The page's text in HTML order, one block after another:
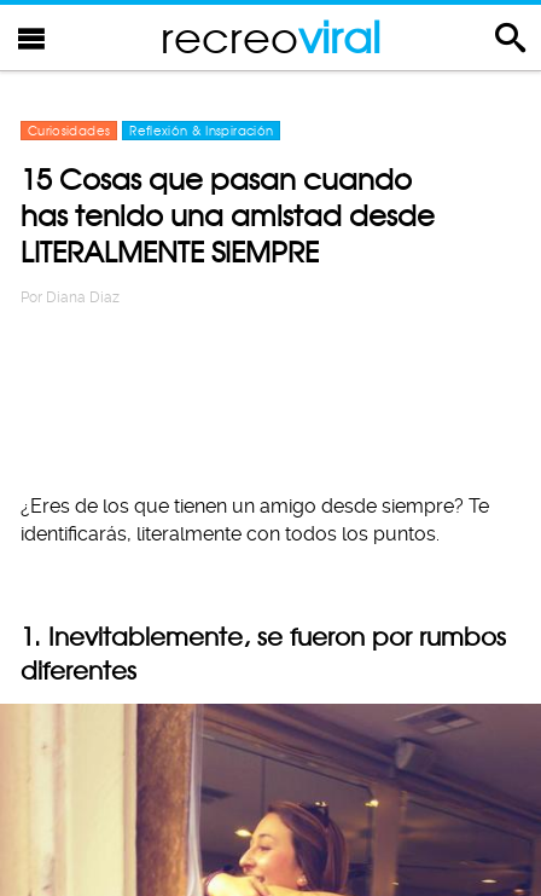
recreoviral
Curiosidades Reflexión & Inspiración
15 Cosas que pasan cuando
has tenido una amistad desde
LITERALMENTE SIEMPRE
Por Diana Diaz
¿Eres de los que tienen un amigo desde siempre? Te
identificarás, literalmente con todos los puntos.
1. Inevitablemente, se fueron por rumbos
diferentes